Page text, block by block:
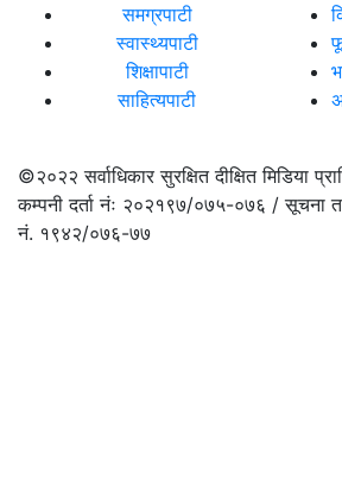
समग्रपाटी
स्वास्थ्यपाटी
शिक्षापाटी
साहित्यपाटी
©२०२२सर्वाधिकार सुरक्षित दीक्षित मिडिया
कम्पनी दर्ता नंः २०२१९७/०७५-०७६ / सूचना
नं. १९४२/०७६-७७